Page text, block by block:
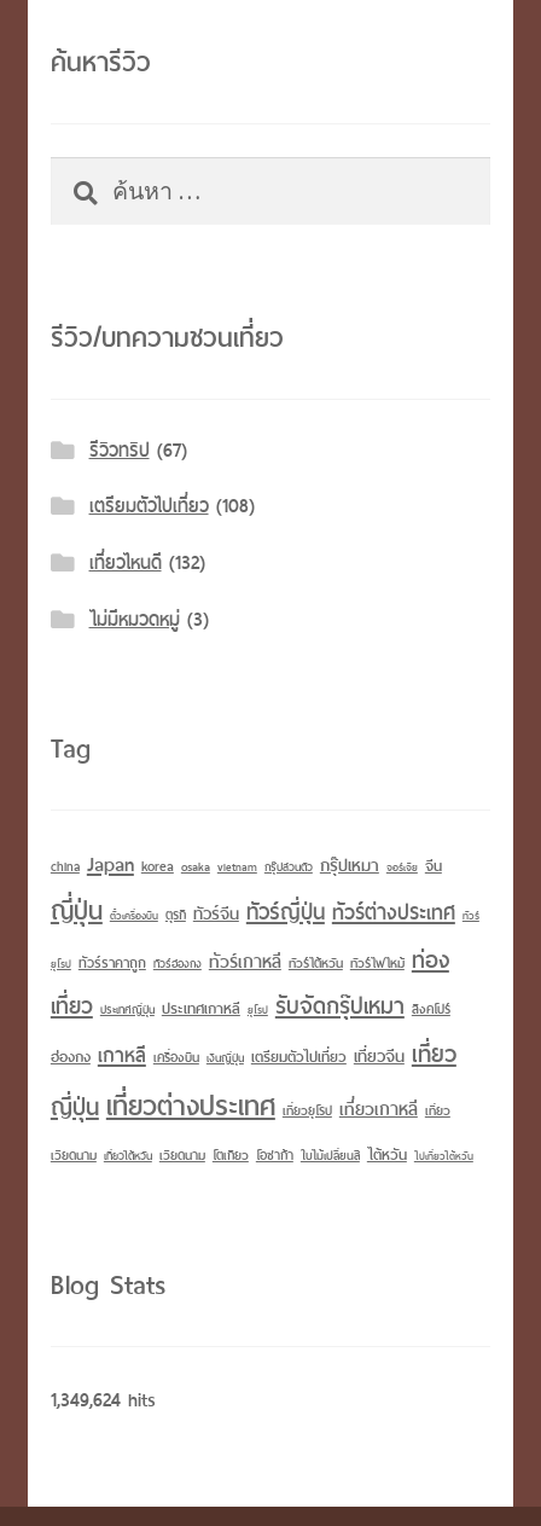
ค้นหารีวิว
ค้นหา
สำหรับ:
รีวิว/บทความชวนเที่ยว
รีวิวทริป (67)
เตรียมตัวไปเที่ยว(108)
เที่ยวไหนดี(132)
ไม่มีหมวดหมู่(3)
Tag
china Japan korea osaka vietnam กรุ๊ปส่วนตัว กรุ๊ปเหมา จอร์เจีย จีน
ญี่ปุ่น ตั๋วเครื่องบิน ตุรกี ทัวร์จีน ทัวร์ญี่ปุ่น ทัวร์ต่างประเทศ ทัวร์
ยุโรป ทัวร์ราคาถูก ทัวร์ฮ่องกง ทัวร์เกาหลี ทัวร์ไต้หวัน ทัวร์ไฟไหม้ ท่อง
เที่ยว ประเทศญี่ปุ่น ประเทศเกาหลี ยุโรป รับจัดกรุ๊ปเหมา สิงคโปร์
ฮ่องกง เกาหลี เครื่องบิน เงินญี่ปุ่น เตรียมตัวไปเที่ยว เที่ยวจีน เที่ยว
ญี่ปุ่นเที่ยวต่างประเทศ เที่ยวยุโรป เที่ยวเกาหลี เที่ยว
เวียดนาม เที่ยวไต้หวัน เวียดนาม โตเกียว โอซาก้า ใบไม้เปลี่ยนสี ไต้หวัน ไปเที่ยวไต้หวัน
Blog Stats
1,349,624 hits